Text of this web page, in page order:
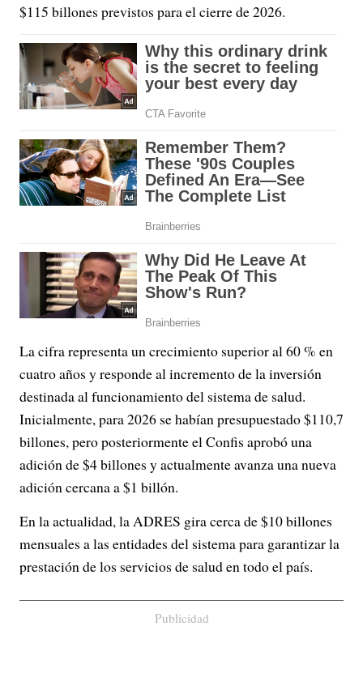
$115 billones previstos para el cierre de 2026.
La cifra representa un crecimiento superior al 60 % en
cuatro años y responde al incremento de la inversión
destinada al funcionamiento del sistema de salud.
Inicialmente, para 2026 se habían presupuestado $110,7
billones, pero posteriormente el Confis aprobó una
adición de $4 billones y actualmente avanza una nueva
adición cercana a $1 billón.
En la actualidad, la ADRES gira cerca de $10 billones
mensuales a las entidades del sistema para garantizar la
prestación de los servicios de salud en todo el país.
Publicidad